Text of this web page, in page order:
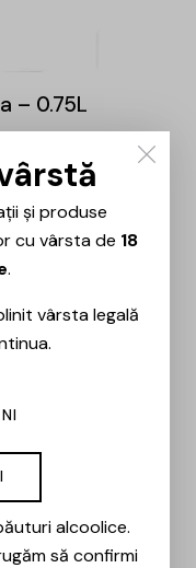
– 0.75L
și produse
cu vârsta de 18
.
vârsta legală
alcoolice.
să confirmi